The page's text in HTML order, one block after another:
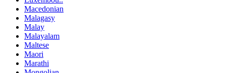
Macedonian
Malagasy
Malay
Malayalam
Maltese
Maori
Marathi